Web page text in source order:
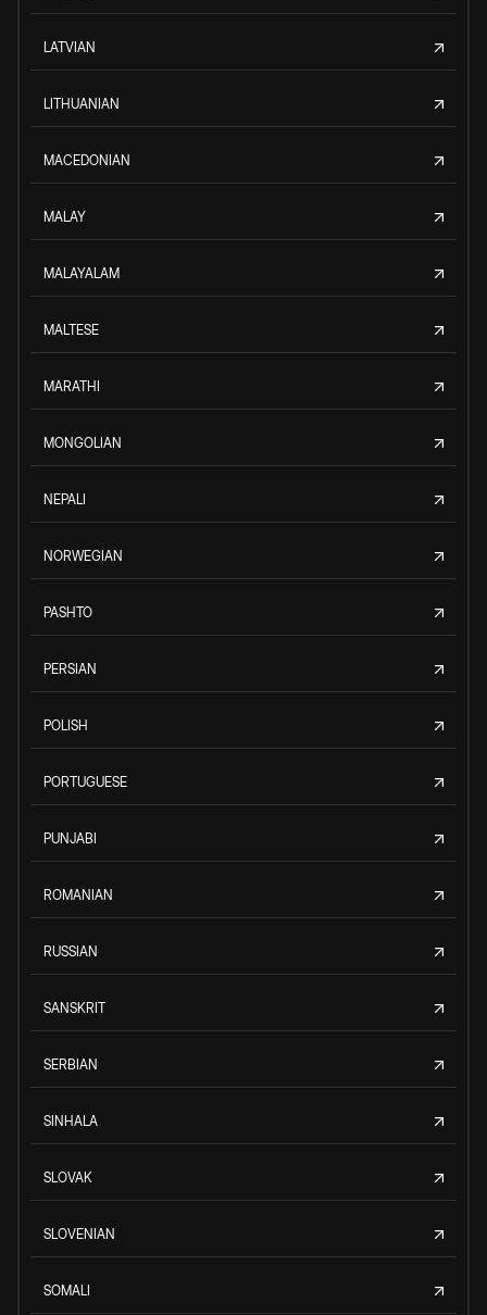
LATVIAN
LITHUANIAN
MACEDONIAN
MALAY
MALAYALAM
MALTESE
MARATHI
MONGOLIAN
NEPALI
NORWEGIAN
PASHTO
PERSIAN
POLISH
PORTUGUESE
PUNJABI
ROMANIAN
RUSSIAN
SANSKRIT
SERBIAN
SINHALA
SLOVAK
SLOVENIAN
SOMALI